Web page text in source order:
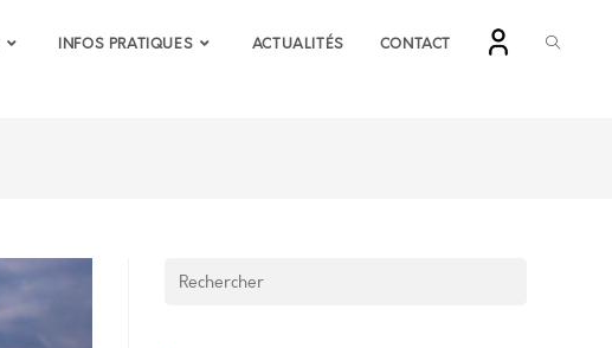
INFOS PRATIQUES ACTUALITÉS CONTACT TOGGLE